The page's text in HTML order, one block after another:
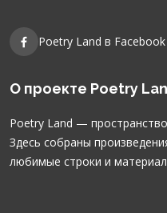
Poetry Land в Facebook
О проекте Poetry
Poetry Land —
Здесь собраны
любимые строки и